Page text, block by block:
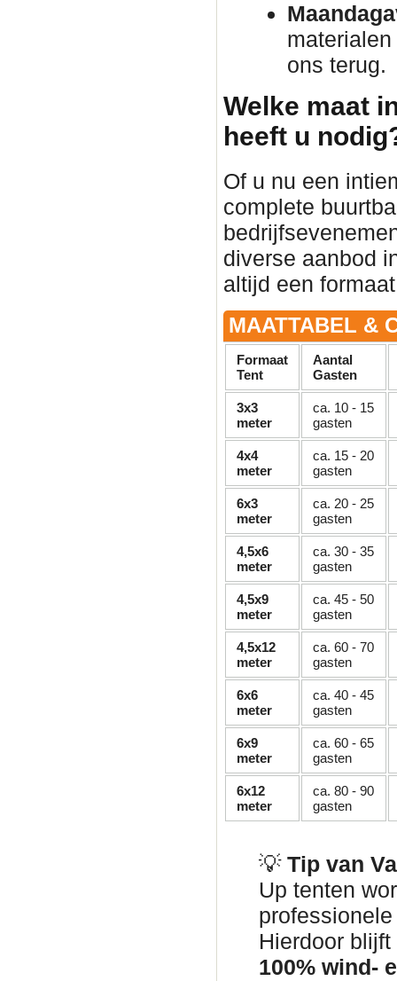
ons terug.
Welke maat
heeft u
Of u nu een
complete
diverse aanbod
altijd een
MAATTABEL &
Formaat
Tent
Aantal
Gasten
3x3
meter
ca. 10 - 15
gasten
4x4
meter
ca. 15 - 20
gasten
6x3
meter
ca. 20 - 25
gasten
4,5x6
meter
ca. 30 - 35
gasten
4,5x9
meter
ca. 45 - 50
gasten
4,5x12
meter
ca. 60 - 70
gasten
6x6
meter
ca. 40 - 45
gasten
6x9
meter
ca. 60 - 65
gasten
6x12
meter
ca. 80 - 90
gasten
💡 Tip van
Up tenten
Hierdoor
100% wind-